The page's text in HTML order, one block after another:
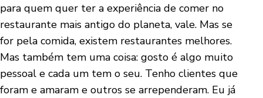
para quem quer ter a experiência de comer no
restaurante mais antigo do planeta, vale. Mas se
for pela comida, existem restaurantes melhores.
Mas também tem uma coisa: gosto é algo muito
pessoal e cada um tem o seu. Tenho clientes que
foram e amaram e outros se arrependeram. Eu já